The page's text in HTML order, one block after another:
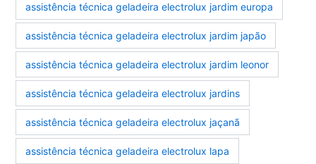
assistência técnica geladeira electrolux jardim europa
assistência técnica geladeira electrolux jardim japão
assistência técnica geladeira electrolux jardim leonor
assistência técnica geladeira electrolux jardins
assistência técnica geladeira electrolux jaçanã
assistência técnica geladeira electrolux lapa